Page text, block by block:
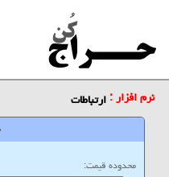
نرم افزار :ارتباطات
محدوده قیمت: